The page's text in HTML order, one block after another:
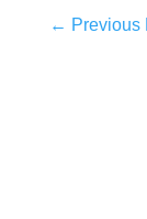
← Previous